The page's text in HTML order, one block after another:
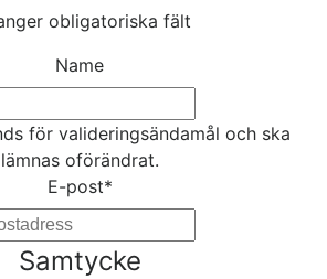
obligatoriska fält
Name
för valideringsändamål och ska
lämnas oförändrat.
E-post*
Samtycke